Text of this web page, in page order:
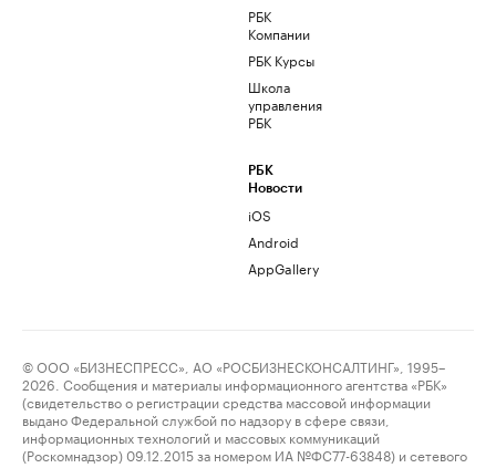
РБК
Компании
РБК Курсы
Школа
управления
РБК
РБК
Новости
iOS
Android
AppGallery
© ООО «БИЗНЕСПРЕСС», АО «РОСБИЗНЕСКОНСАЛТИНГ», 1995–
2026. Сообщения и материалы информационного агентства «РБК»
(свидетельство о регистрации средства массовой информации
выдано Федеральной службой по надзору в сфере связи,
информационных технологий и массовых коммуникаций
(Роскомнадзор) 09.12.2015 за номером ИА №ФС77-63848) и сетевого